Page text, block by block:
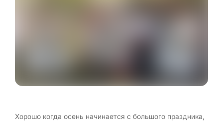
Хорошо когда осень начинается с большого праздника,